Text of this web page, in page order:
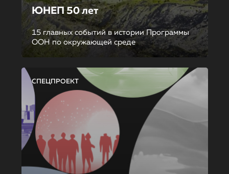
ЮНЕП 50 лет
15 главных событий в истории Программы
ООН по окружающей среде
СПЕЦПРОЕКТ